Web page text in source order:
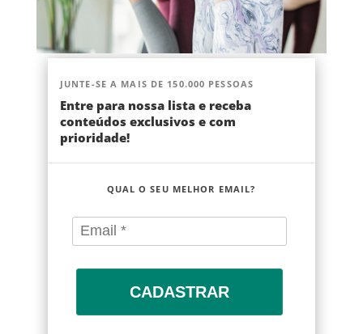
JUNTE-SE A MAIS DE 150.000 PESSOAS
Entre para nossa lista e receba
conteúdos exclusivos e com
prioridade!
QUAL O SEU MELHOR EMAIL?
CADASTRAR